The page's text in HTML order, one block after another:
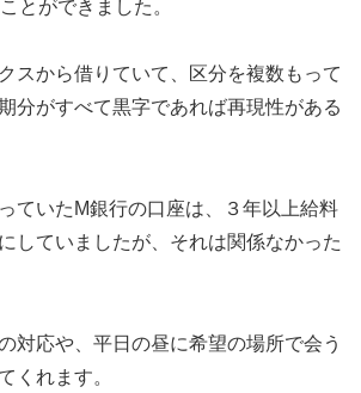
とができました。
スから借りていて、区分を複数もって
分がすべて黒字であれば再現性がある
ていたM銀行の口座は、３年以上給料
していましたが、それは関係なかった
対応や、平日の昼に希望の場所で会う
くれます。